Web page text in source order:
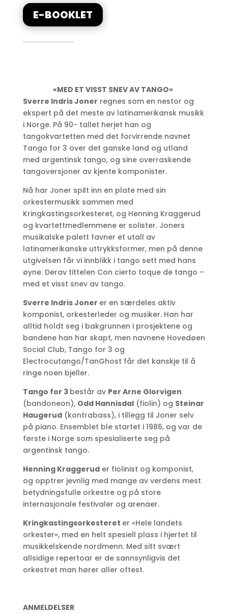
E-BOOKLET
«MED ET VISST SNEV AV TANGO»
Sverre Indris Joner regnes som en nestor og
ekspert på det meste av latinamerikansk musikk
i Norge. På 90- tallet herjet han og
tangokvartetten med det forvirrende navnet
Tango for 3 over det ganske land og utland
med argentinsk tango, og sine overraskende
tangoversjoner av kjente komponister.
Nå har Joner spilt inn en plate med sin
orkestermusikk sammen med
Kringkastingsorkesteret, og Henning Kraggerud
og kvartettmedlemmene er solister. Joners
musikalske palett favner et utall av
latinamerikanske uttrykksformer, men på denne
utgivelsen får vi innblikk i tango sett med hans
øyne. Derav tittelen Con cierto toque de tango –
med et visst snev av tango.
Sverre Indris Joner er en særdeles aktiv
komponist, orkesterleder og musiker. Han har
alltid holdt seg i bakgrunnen i prosjektene og
bandene han har skapt, men navnene Hovedøen
Social Club, Tango for 3 og
Electrocutango/TanGhost får det kanskje til å
ringe noen bjeller.
Tango for 3 består av Per Arne Glorvigen
(bandoneon), Odd Hannisdal(fiolin) og Steinar
Haugerud(kontrabass), i tillegg til Joner selv
på piano. Ensemblet ble startet i 1986, og var de
første i Norge som spesialiserte seg på
argentinsk tango.
Henning Kraggerud er fiolinist og komponist,
og opptrer jevnlig med mange av verdens mest
betydningsfulle orkestre og på store
internasjonale festivaler og arenaer.
Kringkastingsorkesteret er «Hele landets
orkester», med en helt spesiell plass i hjertet til
musikkelskende nordmenn. Med sitt svært
allsidige repertoar er de sannsynligvis det
orkestret man hører aller oftest.
ANMELDELSER